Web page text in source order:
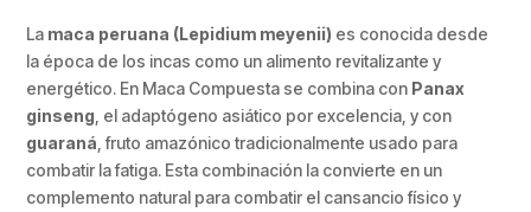
La maca peruana (Lepidium meyenii) es conocida desde
la época de los incas como un alimento revitalizante y
energético. En Maca Compuesta se combina con Panax
ginseng , el adaptógeno asiático por excelencia, y con
guaraná , fruto amazónico tradicionalmente usado para
combatir la fatiga. Esta combinación la convierte en un
complemento natural para combatir el cansancio físico y